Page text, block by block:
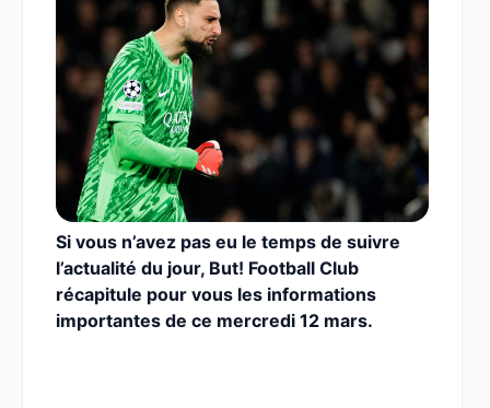
Si vous n’avez pas eu le temps de suivre
l’actualité du jour, But! Football Club
récapitule pour vous les informations
importantes de ce mercredi 12 mars.